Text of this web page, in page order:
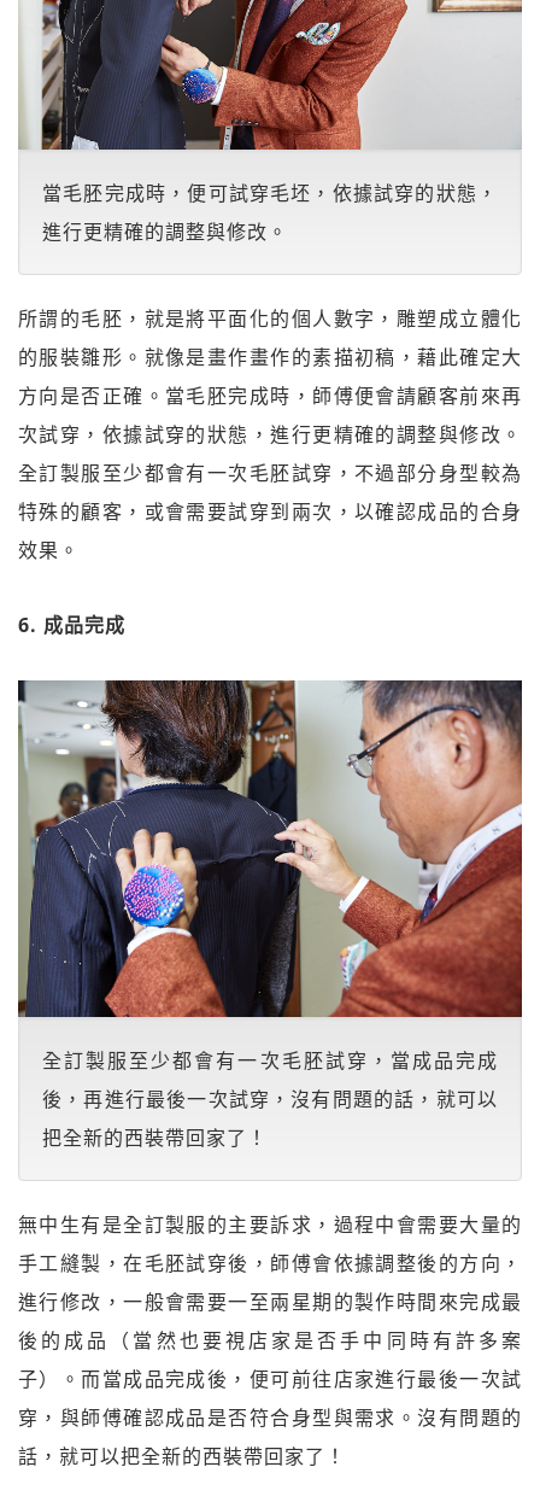
當毛胚完成時，便可試穿毛坯，依據試穿的狀態，
進行更精確的調整與修改。
所謂的毛胚，就是將平面化的個人數字，雕塑成立體化
的服裝雛形。就像是畫作畫作的素描初稿，藉此確定大
方向是否正確。當毛胚完成時，師傅便會請顧客前來再
次試穿，依據試穿的狀態，進行更精確的調整與修改。
全訂製服至少都會有一次毛胚試穿，不過部分身型較為
特殊的顧客，或會需要試穿到兩次，以確認成品的合身
效果。
6. 成品完成
全訂製服至少都會有一次毛胚試穿，當成品完成
後，再進行最後一次試穿，沒有問題的話，就可以
把全新的西裝帶回家了！
無中生有是全訂製服的主要訴求，過程中會需要大量的
手工縫製，在毛胚試穿後，師傅會依據調整後的方向，
進行修改，一般會需要一至兩星期的製作時間來完成最
後的成品（當然也要視店家是否手中同時有許多案
子）。而當成品完成後，便可前往店家進行最後一次試
穿，與師傅確認成品是否符合身型與需求。沒有問題的
話，就可以把全新的西裝帶回家了！